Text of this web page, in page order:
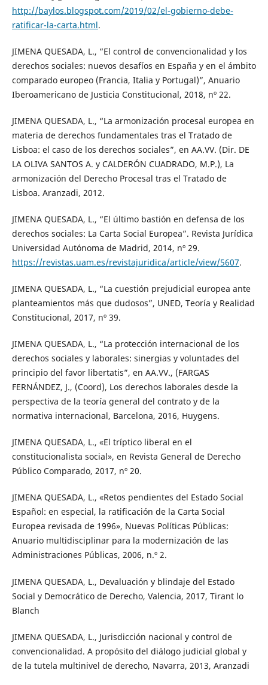
http://baylos.blogspot.com/2019/02/el-gobierno-debe-
ratificar-la-carta.html.
JIMENA QUESADA, L., “El control de convencionalidad y los
derechos sociales: nuevos desafíos en España y en el ámbito
comparado europeo (Francia, Italia y Portugal)”, Anuario
Iberoamericano de Justicia Constitucional, 2018, nº 22.
JIMENA QUESADA, L., “La armonización procesal europea en
materia de derechos fundamentales tras el Tratado de
Lisboa: el caso de los derechos sociales”, en AA.VV. (Dir. DE
LA OLIVA SANTOS A. y CALDERÓN CUADRADO, M.P.), La
armonización del Derecho Procesal tras el Tratado de
Lisboa. Aranzadi, 2012.
JIMENA QUESADA, L., “El último bastión en defensa de los
derechos sociales: La Carta Social Europea”. Revista Jurídica
Universidad Autónoma de Madrid, 2014, nº 29.
https://revistas.uam.es/revistajuridica/article/view/5607.
JIMENA QUESADA, L., “La cuestión prejudicial europea ante
planteamientos más que dudosos”, UNED, Teoría y Realidad
Constitucional, 2017, nº 39.
JIMENA QUESADA, L., “La protección internacional de los
derechos sociales y laborales: sinergias y voluntades del
principio del favor libertatis”, en AA.VV., (FARGAS
FERNÁNDEZ, J., (Coord), Los derechos laborales desde la
perspectiva de la teoría general del contrato y de la
normativa internacional, Barcelona, 2016, Huygens.
JIMENA QUESADA, L., «El tríptico liberal en el
constitucionalista social», en Revista General de Derecho
Público Comparado, 2017, nº 20.
JIMENA QUESADA, L., «Retos pendientes del Estado Social
Español: en especial, la ratificación de la Carta Social
Europea revisada de 1996», Nuevas Políticas Públicas:
Anuario multidisciplinar para la modernización de las
Administraciones Públicas, 2006, n.º 2.
JIMENA QUESADA, L., Devaluación y blindaje del Estado
Social y Democrático de Derecho, Valencia, 2017, Tirant lo
Blanch
JIMENA QUESADA, L., Jurisdicción nacional y control de
convencionalidad. A propósito del diálogo judicial global y
de la tutela multinivel de derecho, Navarra, 2013, Aranzadi